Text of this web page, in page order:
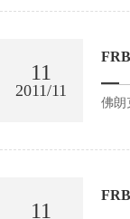
11
2011/11
佛朗
11